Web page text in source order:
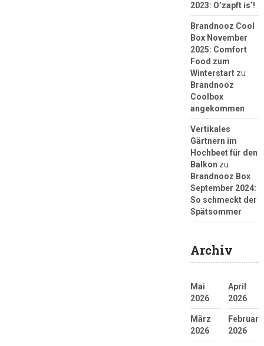
2023: O’zapft is‘!
Brandnooz Cool
Box November
2025: Comfort
Food zum
Winterstartzu
Brandnooz
Coolbox
angekommen
Vertikales
Gärtnern im
Hochbeet für den
Balkon zu
Brandnooz Box
September 2024:
So schmeckt der
Spätsommer
Archiv
Mai
2026
April
2026
März
2026
Februar
2026